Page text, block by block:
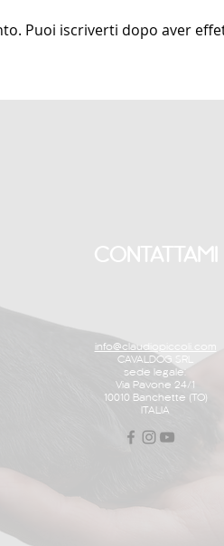
Puoi iscriverti dopo aver
CONTATTAMI
info@claudiopiccoli.com
CAVALDOG SRL
sede legale:
Via Pavone 24/1
10010 Banchette (TO)
ITALIA